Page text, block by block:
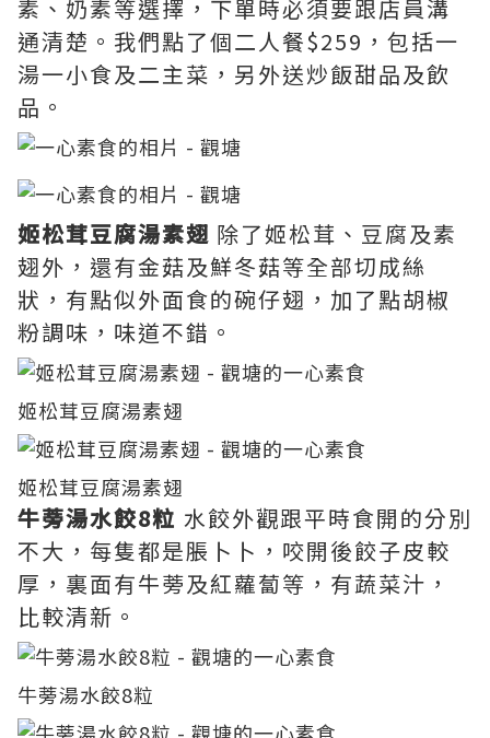
素、奶素等選擇，下單時必須要跟店員溝
通清楚。我們點了個二人餐$259，包括一
湯一小食及二主菜，另外送炒飯甜品及飲
品。
姬松茸豆腐湯素翅 除了姬松茸、豆腐及素
翅外，還有金菇及鮮冬菇等全部切成絲
狀，有點似外面食的碗仔翅，加了點胡椒
粉調味，味道不錯。
姬松茸豆腐湯素翅
姬松茸豆腐湯素翅
牛蒡湯水餃8粒 水餃外觀跟平時食開的分別
不大，每隻都是脹卜卜，咬開後餃子皮較
厚，裏面有牛蒡及紅蘿蔔等，有蔬菜汁，
比較清新。
牛蒡湯水餃8粒